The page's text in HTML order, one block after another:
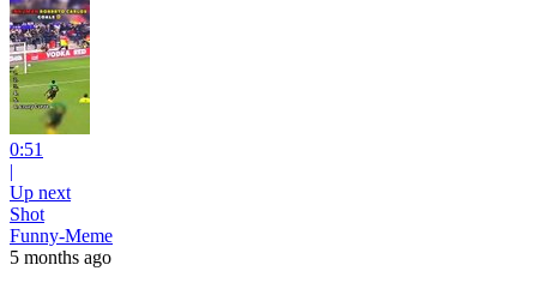
0:51
|
Up next
Shot
Funny-Meme
5 months ago